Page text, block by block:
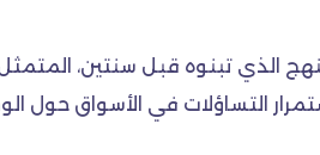
الذي تبنوه قبل سنتين،